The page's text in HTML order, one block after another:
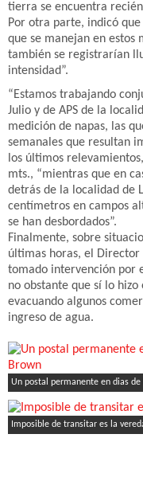
tierra se encuentra
Por otra parte, indicó
que se manejan en estos
también se registrarían
intensidad”.
“Estamos trabajando
Julio y de APS de la
medición de napas, las
semanales que resultan
los últimos
mts., “mientras que en
detrás de la localidad de
centímetros en campos
se han desbordados”.
Finalmente, sobre
últimas horas, el Director
tomado intervención por
no obstante que sí lo
evacuando algunos
ingreso de agua.
Un postal permanente en dias
Imposible de transitar es la